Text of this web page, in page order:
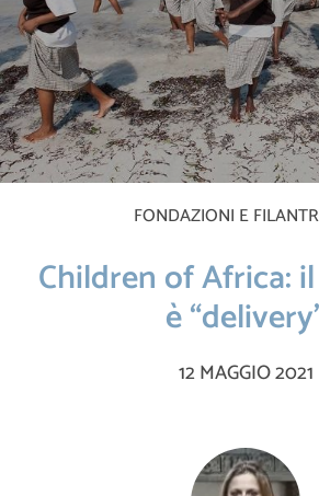
FONDAZIONI E
Children of Africa:
è
12 MAGGIO 2021